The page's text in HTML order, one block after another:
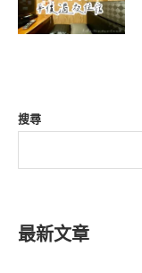
搜尋
最新文章